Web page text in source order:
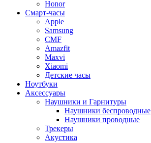
Honor
Смарт-часы
Apple
Samsung
CMF
Amazfit
Maxvi
Xiaomi
Детские часы
Ноутбуки
Аксессуары
Наушники и Гарнитуры
Наушники беспроводные
Наушники проводные
Трекеры
Акустика